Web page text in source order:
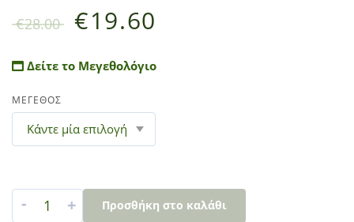
€28.00 €19.60
Δείτε το Μεγεθολόγιο
ΜΕΓΕΘΟΣ
- + Προσθήκη στο καλάθι